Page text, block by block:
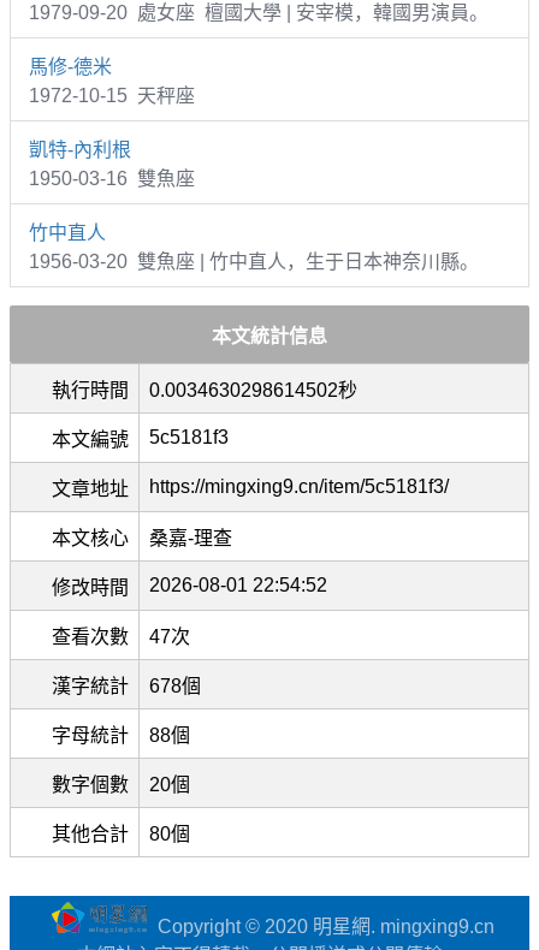
1979-09-20 處女座 檀國大學 | 安宰模，韓國男演員。
馬修-德米
1972-10-15 天秤座
凱特-內利根
1950-03-16 雙魚座
竹中直人
1956-03-20 雙魚座 | 竹中直人，生于日本神奈川縣。
本文統計信息
執行時間 0.0034630298614502秒
本文編號 5c5181f3
文章地址 https://mingxing9.cn/item/5c5181f3/
本文核心 桑嘉-理查
修改時間 2026-08-01 22:54:52
查看次數 47次
漢字統計 678個
字母統計 88個
數字個數 20個
其他合計 80個
Copyright © 2020 明星網. mingxing9.cn